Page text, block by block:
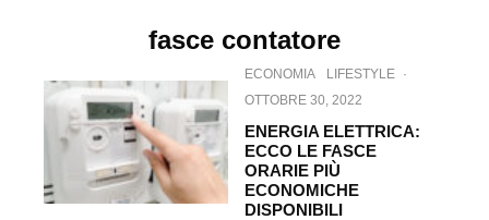
fasce contatore
ECONOMIA LIFESTYLE ·
OTTOBRE 30, 2022
ENERGIA ELETTRICA:
ECCO LE FASCE
ORARIE PIÙ
ECONOMICHE
DISPONIBILI